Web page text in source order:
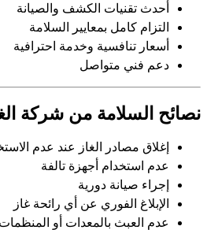
أحدث تقنيات الكشف والصيانة
التزام كامل بمعايير السلامة
أسعار تنافسية وخدمة احترافية
دعم فني متواصل
نصائح السلامة من شركة
إغلاق مصادر الغاز عند عدم
عدم استخدام أجهزة تالفة
إجراء صيانة دورية
الإبلاغ الفوري عن أي رائحة غاز
عدم العبث بالمعدات أو المنظمات